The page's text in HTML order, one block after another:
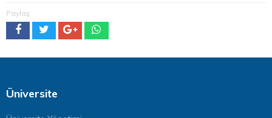
Paylaş
Üniversite